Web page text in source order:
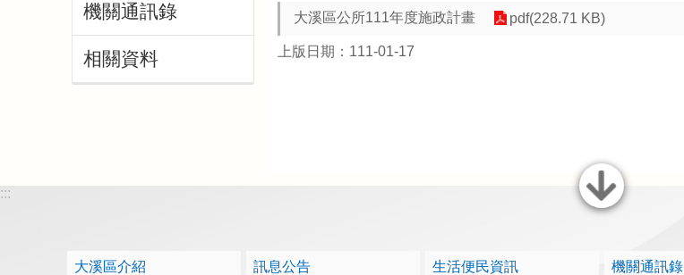
機關通訊錄
相關資料
大溪區公所111年度施政計畫 pdf(228.71 KB)
上版日期：111-01-17
關閉
:::
大溪區介紹 訊息公告 生活便民資訊 機關通訊錄